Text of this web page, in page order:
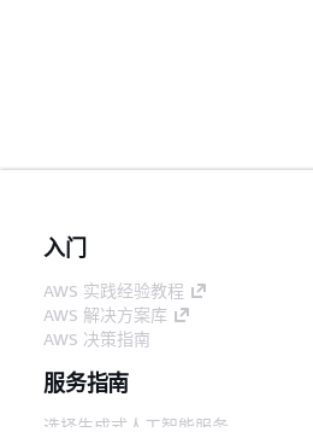
入门
AWS 实践经验教程
AWS 解决方案库
AWS 决策指南
服务指南
选择生成式人工智能服务